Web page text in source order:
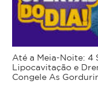
Até a Meia-Noite: 4
Lipocavitação e
Congele As